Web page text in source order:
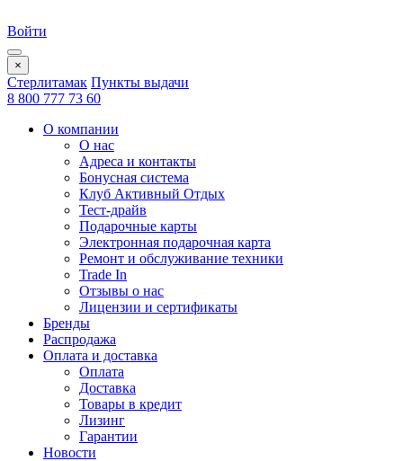
Войти
×
Стерлитамак Пункты выдачи
8 800 777 73 60
О компании
О нас
Адреса и контакты
Бонусная система
Клуб Активный Отдых
Тест-драйв
Подарочные карты
Электронная подарочная карта
Ремонт и обслуживание техники
Trade In
Отзывы о нас
Лицензии и сертификаты
Бренды
Распродажа
Оплата и доставка
Оплата
Доставка
Товары в кредит
Лизинг
Гарантии
Новости